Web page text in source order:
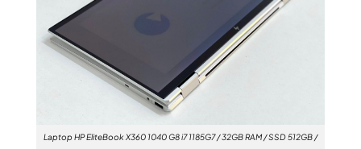
Laptop HP EliteBook X360 1040 G8 i7 1185G7 / 32GB RAM / SSD 512GB /